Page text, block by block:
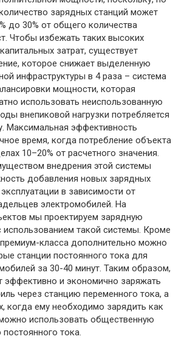
зарядных станций может
до 30% от общего количества
Чтобы избежать таких высоких
затрат, существует
которое снижает выделенную
инфраструктуры в 4 раза – система
мощности, которая
использовать неиспользованную
внепиковой нагрузки потребляется
Максимальная эффективность
время, когда потребление объекта
10–20% от расчетного значения.
внедрения этой системы
добавления новых зарядных
в зависимости от
электромобилей. На
мы проектируем зарядную
использованием такой системы. Кроме
класса дополнительно можно
станции постоянного тока для
за 30-40 минут. Таким образом,
эффективно и экономично заряжать
через станцию ​​переменного тока, а
когда ему необходимо зарядить как
использовать общественную
тока.